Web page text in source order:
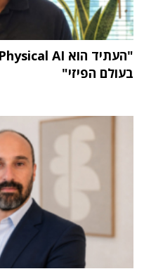
בעולם הפיזי"